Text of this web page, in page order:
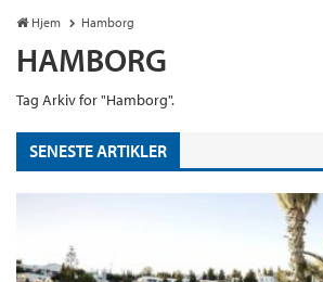
Hjem Hamborg
HAMBORG
Tag Arkiv for "Hamborg".
SENESTE ARTIKLER